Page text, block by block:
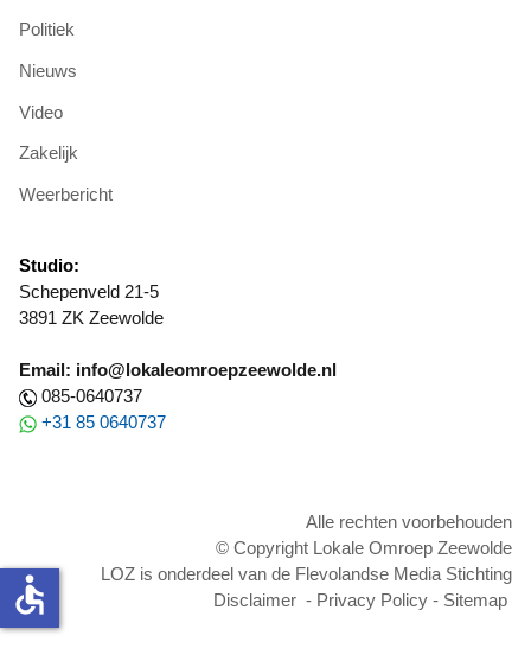
Politiek
Nieuws
Video
Zakelijk
Weerbericht
Studio:
Schepenveld 21-5
3891 ZK Zeewolde
Email: info@lokaleomroepzeewolde.nl
085-0640737
+31 85 0640737
Alle rechten voorbehouden
© Copyright Lokale Omroep Zeewolde
LOZ is onderdeel van de Flevolandse Media Stichting
Disclaimer - Privacy Policy - Sitemap
accessible